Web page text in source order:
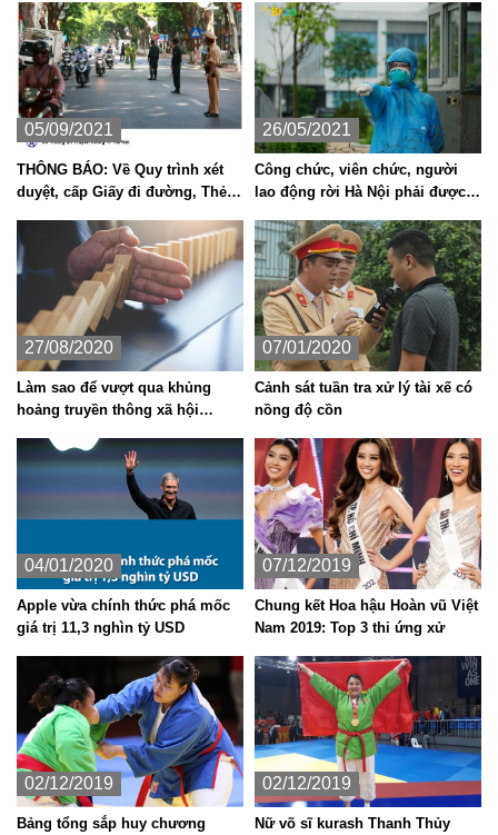
05/09/2021
THÔNG BÁO: Về Quy trình xét
duyệt, cấp Giấy đi đường, Thẻ
theo yêu cầu phòng, chống dịch
Covid - 19
26/05/2021
Công chức, viên chức, người
lao động rời Hà Nội phải được
27/08/2020
Làm sao để vượt qua khủng
hoảng truyền thông xã hội
07/01/2020
Cảnh sát tuần tra xử lý tài xế có
nồng độ cồn
04/01/2020
Apple vừa chính thức phá mốc
giá trị 11,3 nghìn tỷ USD
07/12/2019
Chung kết Hoa hậu Hoàn vũ Việt
Nam 2019: Top 3 thi ứng xử
02/12/2019
Bảng tổng sắp huy chương
02/12/2019
Nữ võ sĩ kurash Thanh Thủy